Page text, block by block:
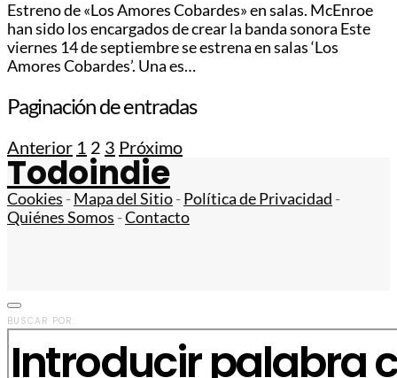
Estreno de «Los Amores Cobardes» en salas. McEnroe
han sido los encargados de crear la banda sonora Este
viernes 14 de septiembre se estrena en salas ‘Los
Amores Cobardes’. Una es…
Paginación de entradas
Anterior 1 2 3 Próximo
Todoindie
Cookies -Mapa del Sitio-Política de Privacidad -
Quiénes Somos -Contacto
BUSCAR POR: